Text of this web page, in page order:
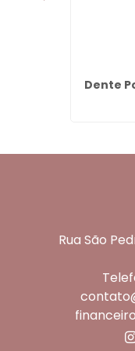
Dente
Rua São